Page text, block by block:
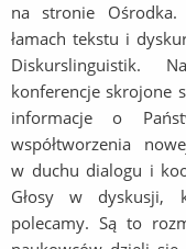
na stronie
łamach tekstu i
Diskurslinguistik.
konferencje skrojone
informacje o
współtworzenia
w duchu dialogu i
Głosy w dyskusji,
polecamy. Są to